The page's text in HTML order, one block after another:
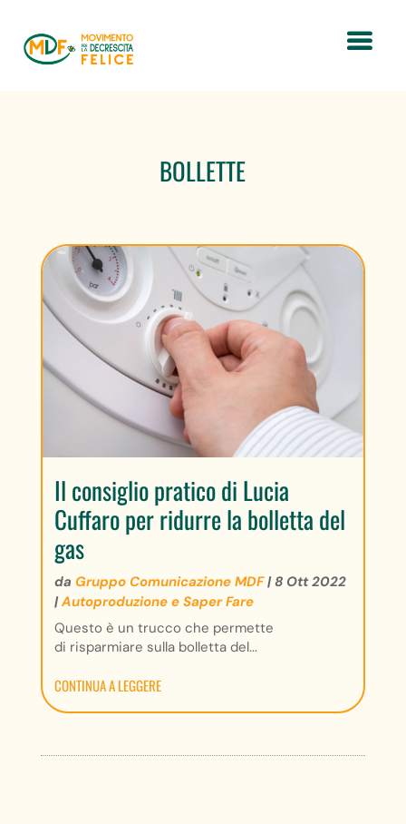
BOLLETTE
Il consiglio pratico di Lucia
Cuffaro per ridurre la bolletta del
gas
da Gruppo Comunicazione MDF|8 Ott 2022
|Autoproduzione e Saper Fare
Questo è un trucco che permette
di risparmiare sulla bolletta del...
CONTINUA A LEGGERE